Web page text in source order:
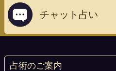
チャット占い
占術のご案内